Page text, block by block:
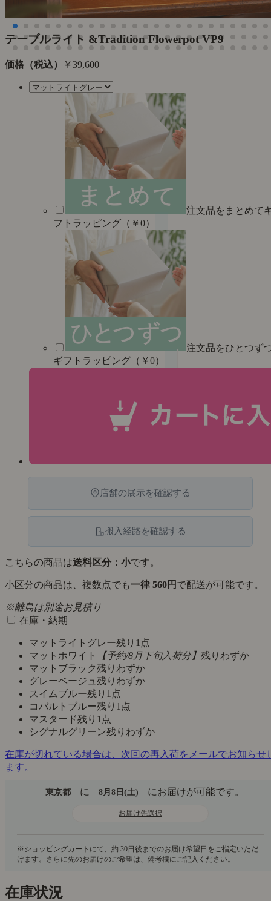
テーブルライト &Tradition Flowerpot VP9
価格（税込） ￥39,600
注文品をまとめて
フトラッピング（￥0）
注文品をひとつず
ギフトラッピング（￥0）
店舗の展示を確認する
搬入経路を確認する
こちらの商品は送料区分：小です。
小区分の商品は、複数点でも一律 560円 で配送が可能です。
※離島は別途お見積り
在庫・納期
マットライトグレー残り1点
マットホワイト
【予約/8月下旬入荷分】 残りわずか
マットブラック残りわずか
グレーベージュ 残りわずか
スイムブルー残り1点
コバルトブルー残り1点
マスタード残り1点
シグナルグリーン残りわずか
在庫が切れている場合は、次回の再入荷をメールでお知らせ
ます。
東京都 に 8月8日(土) にお届けが可能です。
お届け先選択
在庫状況